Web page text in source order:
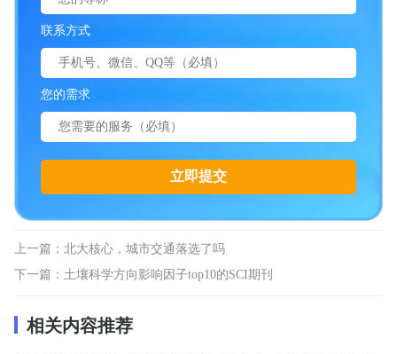
联系方式
您的需求
上一篇： 北大核心，城市交通落选了吗
下一篇： 土壤科学方向影响因子top10的SCI期刊
相关内容推荐